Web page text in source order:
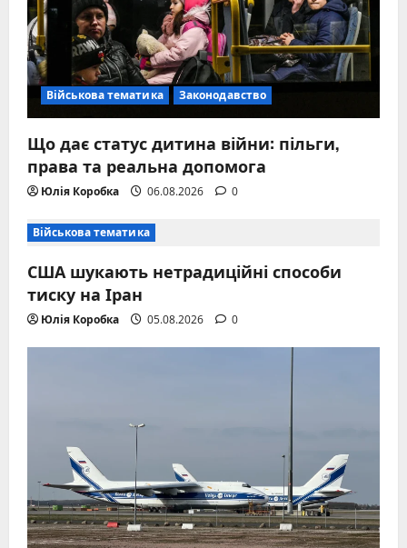
Військова тематика Законодавство
Що дає статус дитина війни: пільги,
права та реальна допомога
Юлія Коробка 06.08.2026 0
Військова тематика
США шукають нетрадиційні способи
тиску на Іран
Юлія Коробка 05.08.2026 0